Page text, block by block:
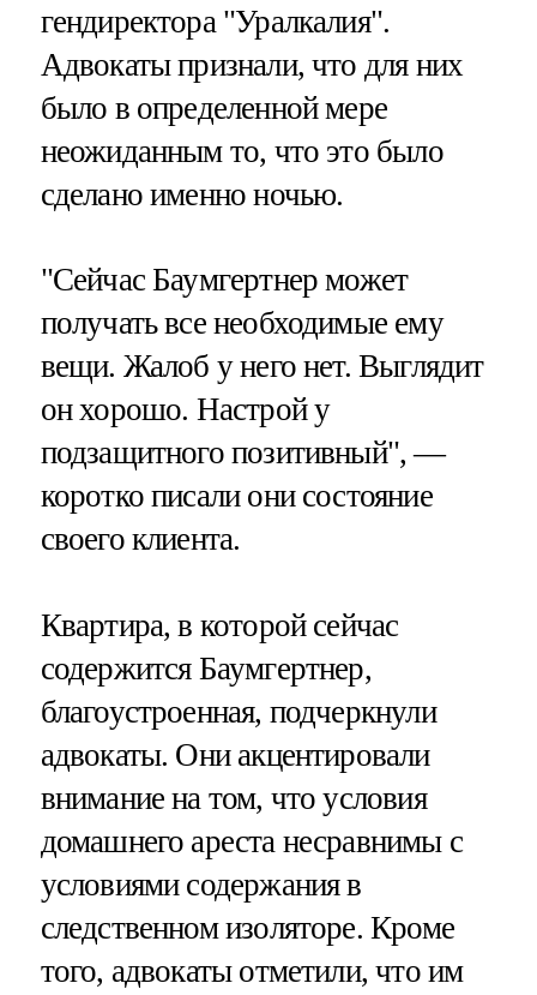
гендиректора "Уралкалия".
Адвокаты признали, что для них
было в определенной мере
неожиданным то, что это было
сделано именно ночью.
"Сейчас Баумгертнер может
получать все необходимые ему
вещи. Жалоб у него нет. Выглядит
он хорошо. Настрой у
подзащитного позитивный", —
коротко писали они состояние
своего клиента.
Квартира, в которой сейчас
содержится Баумгертнер,
благоустроенная, подчеркнули
адвокаты. Они акцентировали
внимание на том, что условия
домашнего ареста несравнимы с
условиями содержания в
следственном изоляторе. Кроме
того, адвокаты отметили, что им